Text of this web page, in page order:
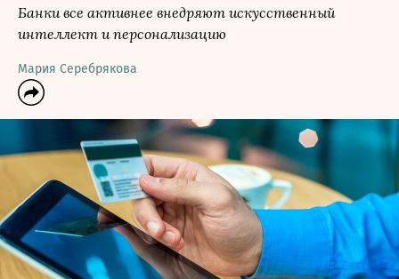
Банки все активнее внедряют искусственный
интеллект и персонализацию
Мария Серебрякова